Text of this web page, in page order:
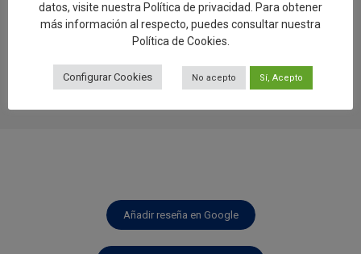
Regreso a Los Alfares», una muestra sobre
el proceso de creación de la cerámica
talaverana
24.07.2026
Añadir reseña en Google
datos, visite nuestra Política de privacidad. Para obtener
más información al respecto, puedes consultar nuestra
Política de Cookies.
Configurar Cookies No acepto Sí, Acepto